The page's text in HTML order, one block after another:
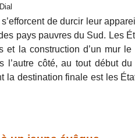
de durcir leur
pays pauvres du Sud. Les
et la construction d’un mur
l’autre côté, au tout début
la destination finale est les